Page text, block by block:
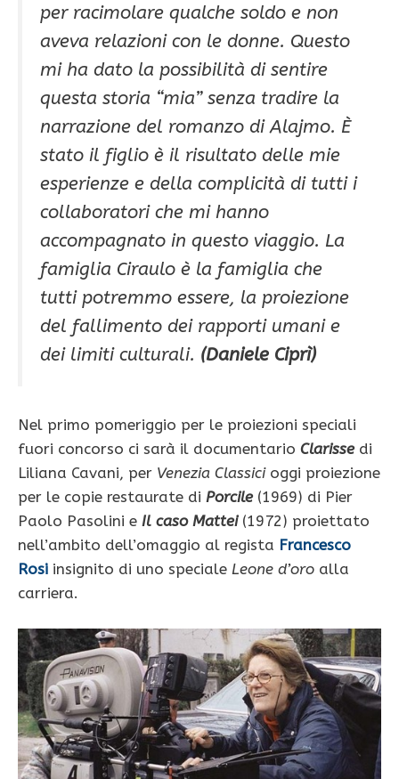
per racimolare qualche soldo e non
aveva relazioni con le donne. Questo
mi ha dato la possibilità di sentire
questa storia “mia” senza tradire la
narrazione del romanzo di Alajmo. È
stato il figlio è il risultato delle mie
esperienze e della complicità di tutti i
collaboratori che mi hanno
accompagnato in questo viaggio. La
famiglia Ciraulo è la famiglia che
tutti potremmo essere, la proiezione
del fallimento dei rapporti umani e
dei limiti culturali. (Daniele Ciprì)
Nel primo pomeriggio per le proiezioni speciali
fuori concorso ci sarà il documentario Clarisse di
Liliana Cavani, per Venezia Classicioggi proiezione
per le copie restaurate di Porcile (1969) di Pier
Paolo Pasolini e Il caso Mattei (1972) proiettato
nell’ambito dell’omaggio al regista Francesco
Rosi insignito di uno speciale Leone d’oro alla
carriera.